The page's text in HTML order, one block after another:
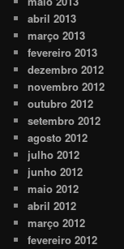
abril 2013
março 2013
fevereiro 2013
dezembro 2012
novembro 2012
outubro 2012
setembro 2012
agosto 2012
julho 2012
junho 2012
maio 2012
abril 2012
março 2012
fevereiro 2012